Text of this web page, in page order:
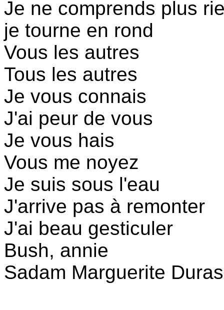
Je ne comprends plus
je tourne en rond
Vous les autres
Tous les autres
Je vous connais
J'ai peur de vous
Je vous hais
Vous me noyez
Je suis sous l'eau
J'arrive pas à remonter
J'ai beau gesticuler
Bush, annie
Sadam Marguerite